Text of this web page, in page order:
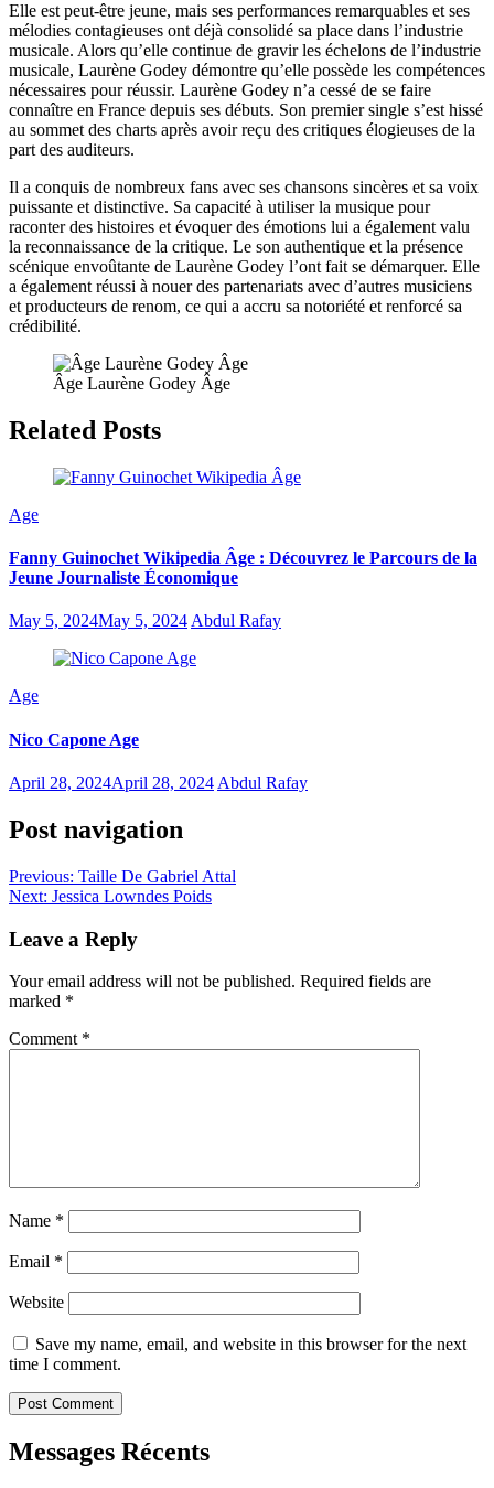
Elle est peut-être jeune, mais ses performances remarquables et ses
mélodies contagieuses ont déjà consolidé sa place dans l’industrie
musicale. Alors qu’elle continue de gravir les échelons de l’industrie
musicale, Laurène Godey démontre qu’elle possède les compétences
nécessaires pour réussir. Laurène Godey n’a cessé de se faire
connaître en France depuis ses débuts. Son premier single s’est hissé
au sommet des charts après avoir reçu des critiques élogieuses de la
part des auditeurs.
Il a conquis de nombreux fans avec ses chansons sincères et sa voix
puissante et distinctive. Sa capacité à utiliser la musique pour
raconter des histoires et évoquer des émotions lui a également valu
la reconnaissance de la critique. Le son authentique et la présence
scénique envoûtante de Laurène Godey l’ont fait se démarquer. Elle
a également réussi à nouer des partenariats avec d’autres musiciens
et producteurs de renom, ce qui a accru sa notoriété et renforcé sa
crédibilité.
Âge Laurène Godey Âge
Related Posts
Age
Fanny Guinochet Wikipedia Âge : Découvrez le Parcours de la
Jeune Journaliste Économique
May 5, 2024May 5, 2024Abdul Rafay
Age
Nico Capone Age
April 28, 2024April 28, 2024 Abdul Rafay
Post navigation
Previous: Taille De Gabriel Attal
Next: Jessica Lowndes Poids
Leave a Reply
Your email address will not be published. Required fields are
marked *
Comment *
Name *
Email *
Website
Save my name, email, and website in this browser for the next
time I comment.
Messages Récents